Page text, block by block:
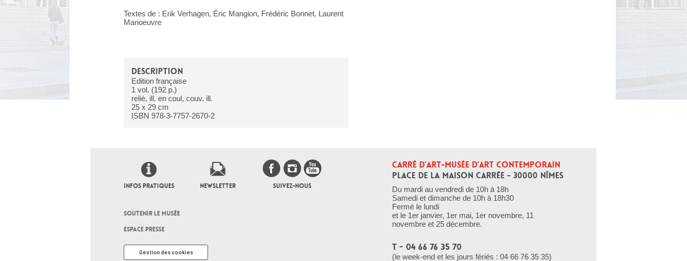
Textes de : Erik Verhagen, Éric Mangion, Frédéric Bonnet, Laurent
Manoeuvre
DESCRIPTION
Edition française
1 vol. (192 p.)
relié, ill. en coul, couv. ill.
25 x 29 cm
ISBN 978-3-7757-2670-2
INFOS PRATIQUES NEWSLETTER SUIVEZ-NOUS
SOUTENIR LE MUSÉE
ESPACE PRESSE
CARRÉ D’ART-MUSÉE D’ART CONTEMPORAIN
PLACE DE LA MAISON CARRÉE - 30000 NÎMES
Du mardi au vendredi de 10h à 18h
Samedi et dimanche de 10h à 18h30
Fermé le lundi
et le 1er janvier, 1er mai, 1er novembre, 11
novembre et 25 décembre.
T - 04 66 76 35 70
(le week-end et les jours fériés : 04 66 76 35 35)
Gestion des cookies